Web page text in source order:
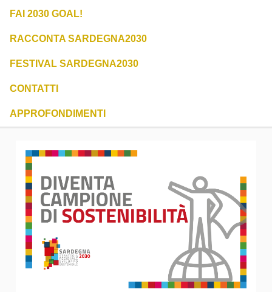
FAI 2030 GOAL!
RACCONTA SARDEGNA2030
FESTIVAL SARDEGNA2030
CONTATTI
APPROFONDIMENTI